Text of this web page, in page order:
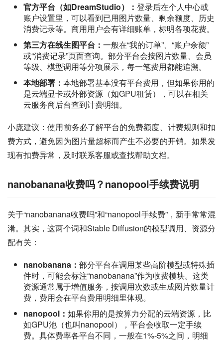
官方平台（如DreamStudio）： 登录后在个人中心或
账户设置里，可以看到已用图片数量、剩余额度、历史
消费记录等。商用用户会有详细账单，标明各项花费。
第三方在线生图平台： 一般在“我的订单”、“账户余额”
或“消费记录”页面查询。部分平台会按图片数量、会员
等级、模型调用等分项展示，每一笔费用都能追溯。
本地部署： 本地部署基本没有平台费用，但如果你用的
是云端显卡或外部资源（如GPU租赁），可以在相关
云服务商后台查到计费明细。
小庞建议：使用前务必了解平台的免费额度、计费规则和扣
费方式，避免因为图片量超标而产生不必要的开销。如果发
现有扣费异常，及时联系客服或查找帮助文档。
nanobanana收费吗？nanopool手续费说明
关于“nanobanana收费吗”和“nanopool手续费”，新手常常混
淆。其实，这两个词和Stable Diffusion的模型调用、资源分
配有关：
nanobanana： 部分平台在调用某些高阶模型或特殊插
件时，可能会标注“nanobanana”作为收费模块。这类
资源通常属于增值服务，按调用次数或生成图片数量计
费，费用会在平台费用明细里体现。
nanopool： 如果你用的是按算力分配的云端资源，比
如GPU池（也叫nanopool），平台会收取一定手续
费。具体费率各平台不同，一般在1%-5%之间，明细